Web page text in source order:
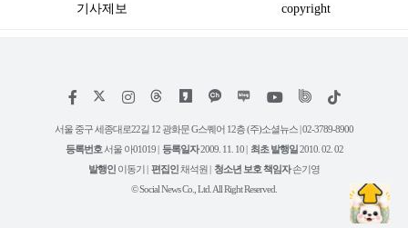
기사제보 copyright
페
스
북
인
타
그
램
위
트
리
유
튜
틱
서울 중구 세종대로22길 12 광화문 G스퀘어 12층 (주)소셜뉴스 | 02-3789-8900
등록번호 서울 아01019 | 등록일자2009. 11. 10 | 최초 발행일2010. 02. 02
발행인 이동기 | 편집인채석원 | 청소년 보호 책임자손기영
© Social News Co., Ltd. All Right Reserved.